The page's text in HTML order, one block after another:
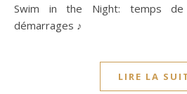
Swim in the Night: temps de
démarrages ♪
LIRE LA